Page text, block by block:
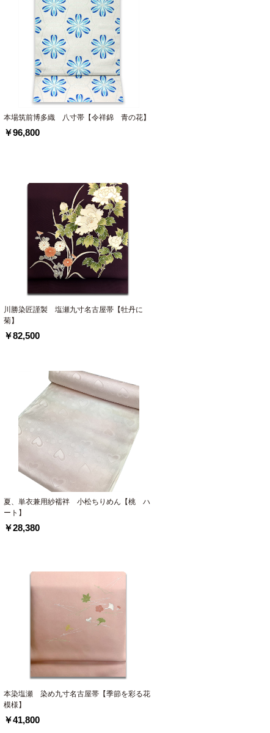
本場筑前博多織 八寸帯【令祥錦 青の花】
￥96,800
川勝染匠謹製 塩瀬九寸名古屋帯【牡丹に
菊】
￥82,500
夏、単衣兼用紗襦袢 小松ちりめん【桃 ハ
ート】
￥28,380
本染塩瀬 染め九寸名古屋帯【季節を彩る花
模様】
￥41,800